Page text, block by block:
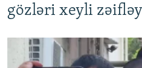
gözləri xeyli